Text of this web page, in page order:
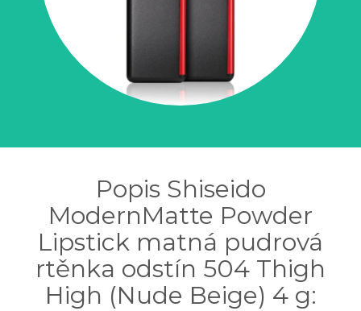
Popis Shiseido
ModernMatte Powder
Lipstick matná pudrová
rtěnka odstín 504 Thigh
High (Nude Beige) 4 g: